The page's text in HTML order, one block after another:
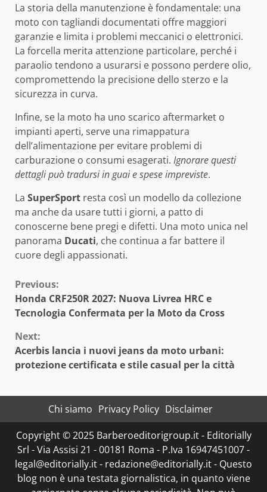
La storia della manutenzione è fondamentale: una
moto con tagliandi documentati offre maggiori
garanzie e limita i problemi meccanici o elettronici.
La forcella merita attenzione particolare, perché i
paraolio tendono a usurarsi e possono perdere olio,
compromettendo la precisione dello sterzo e la
sicurezza in curva.
Infine, se la moto ha uno scarico aftermarket o
impianti aperti, serve una rimappatura
dell’alimentazione per evitare problemi di
carburazione o consumi esagerati. Ignorare questi
dettagli può tradursi in guai e spese impreviste.
La SuperSport resta così un modello da collezione
ma anche da usare tutti i giorni, a patto di
conoscerne bene pregi e difetti. Una moto unica nel
panorama Ducati, che continua a far battere il
cuore degli appassionati.
Continue
Reading
Previous:
Honda CRF250R 2027: Nuova Livrea HRC e
Tecnologia Confermata per la Moto da Cross
Next:
Acerbis lancia i nuovi jeans da moto urbani:
protezione certificata e stile casual per la città
Chi siamo Privacy Policy Disclaimer
Copyright © 2025 Barberoeditorigroup.it - Editorially
Srl - Via Assisi 21 - 00181 Roma - P.Iva 16947451007 -
legal@editorially.it - redazione@editorially.it - Questo
blog non è una testata giornalistica, in quanto viene